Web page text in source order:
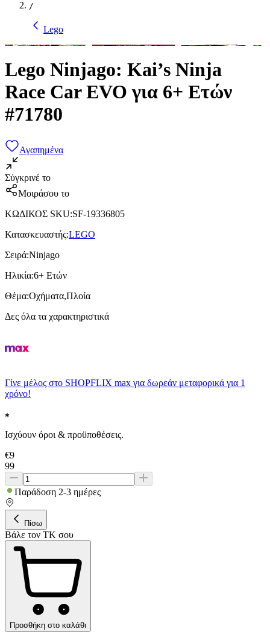
/
Lego
Lego Ninjago: Kai’s Ninja
Race Car EVO για 6+ Ετών
#71780
Αγαπημένα
Σύγκρινέ το
Μοιράσου το
ΚΩΔΙΚΟΣ SKU:SF-19336805
Κατασκευαστής:LEGO
Σειρά:Ninjago
Ηλικία:6+ Ετών
Θέμα:Οχήματα,Πλοία
Δες όλα τα χαρακτηριστικά
Γίνε μέλος στο SHOPFLIX max για δωρεάν μεταφορικά για 1
χρόνο!
Ισχύουν όροι & προϋποθέσεις.
€9
99
Παράδοση 2-3 ημέρες
Πίσω
Βάλε τον ΤΚ σου
Προσθήκη στο καλάθι